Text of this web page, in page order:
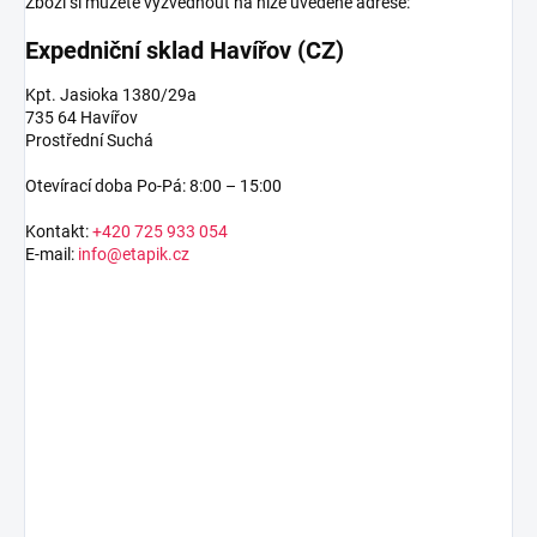
Expedniční sklad Havířov (CZ)
Kpt. Jasioka 1380/29a
735 64 Havířov
Prostřední Suchá
Otevírací doba Po-Pá: 8:00 – 15:00
Kontakt:+420 725 933 054
E-mail: info@etapik.cz